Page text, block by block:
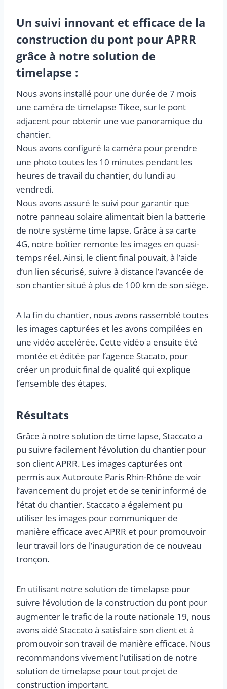
Un suivi innovant et efficace de la
construction du pont pour APRR
grâce à notre solution de
timelapse :
Nous avons installé pour une durée de 7 mois
une caméra de timelapse Tikee, sur le pont
adjacent pour obtenir une vue panoramique du
chantier.
Nous avons configuré la caméra pour prendre
une photo toutes les 10 minutes pendant les
heures de travail du chantier, du lundi au
vendredi.
Nous avons assuré le suivi pour garantir que
notre panneau solaire alimentait bien la batterie
de notre système time lapse. Grâce à sa carte
4G, notre boîtier remonte les images en quasi-
temps réel. Ainsi, le client final pouvait, à l’aide
d’un lien sécurisé, suivre à distance l’avancée de
son chantier situé à plus de 100 km de son siège.
A la fin du chantier, nous avons rassemblé toutes
les images capturées et les avons compilées en
une vidéo accelérée. Cette vidéo a ensuite été
montée et éditée par l’agence Stacato, pour
créer un produit final de qualité qui explique
l’ensemble des étapes.
Résultats
Grâce à notre solution de time lapse, Staccato a
pu suivre facilement l’évolution du chantier pour
son client APRR. Les images capturées ont
permis aux Autoroute Paris Rhin-Rhône de voir
l’avancement du projet et de se tenir informé de
l’état du chantier. Staccato a également pu
utiliser les images pour communiquer de
manière efficace avec APRR et pour promouvoir
leur travail lors de l’inauguration de ce nouveau
tronçon.
En utilisant notre solution de timelapse pour
suivre l’évolution de la construction du pont pour
augmenter le trafic de la route nationale 19, nous
avons aidé Staccato à satisfaire son client et à
promouvoir son travail de manière efficace. Nous
recommandons vivement l’utilisation de notre
solution de timelapse pour tout projet de
construction important.